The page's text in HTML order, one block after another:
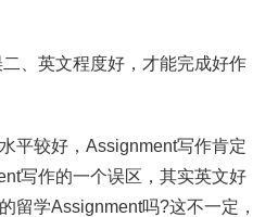
、英文程度好，才能完成好作
平较好，Assignment写作肯定
写作的一个误区，其实英文好
留学Assignment吗?这不一定，